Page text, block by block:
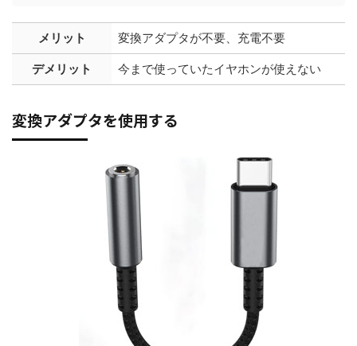
メリット 変換アダプタが不要、充電不要
デメリット 今まで使っていたイヤホンが使えない
変換アダプタを使用する